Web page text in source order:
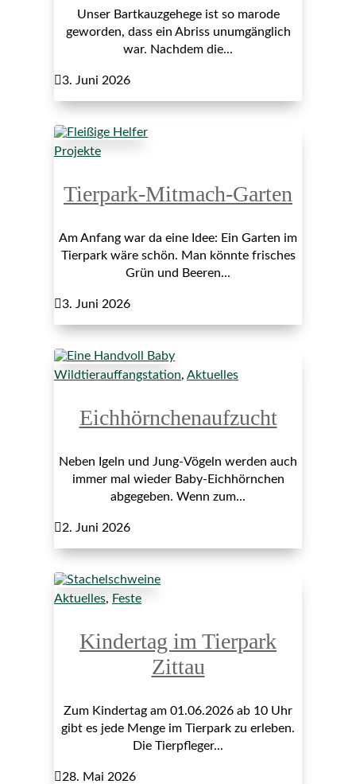
Unser Bartkauzgehege ist so marode
geworden, dass ein Abriss unumgänglich
war. Nachdem die...
3. Juni 2026
Projekte
Tierpark-Mitmach-Garten
Am Anfang war da eine Idee: Ein Garten im
Tierpark wäre schön. Man könnte frisches
Grün und Beeren...
3. Juni 2026
Wildtierauffangstation, Aktuelles
Eichhörnchenaufzucht
Neben Igeln und Jung-Vögeln werden auch
immer mal wieder Baby-Eichhörnchen
abgegeben. Wenn zum...
2. Juni 2026
Aktuelles, Feste
Kindertag im Tierpark
Zittau
Zum Kindertag am 01.06.2026 ab 10 Uhr
gibt es jede Menge im Tierpark zu erleben.
Die Tierpfleger...
28. Mai 2026